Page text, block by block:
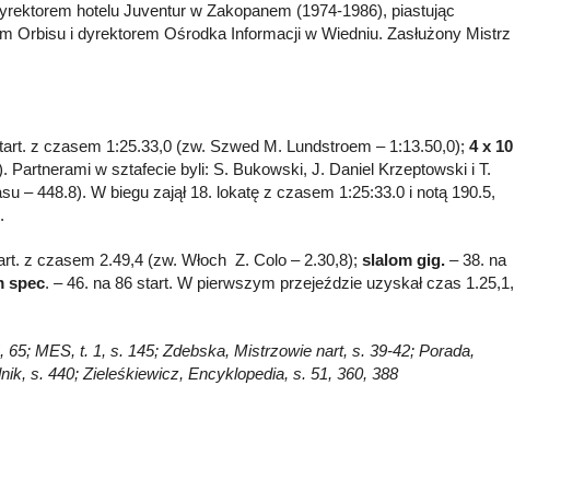
hotelu Juventur w Zakopanem (1974-1986), piastując
Orbisu i dyrektorem Ośrodka Informacji w Wiedniu. Zasłużony Mistrz
z czasem 1:25.33,0 (zw. Szwed M. Lundstroem – 1:13.50,0); 4 x 10
w sztafecie byli: S. Bukowski, J. Daniel Krzeptowski i T.
– 448.8). W biegu zajął 18. lokatę z czasem 1:25:33.0 i notą 190.5,
z czasem 2.49,4 (zw. Włoch Z. Colo – 2.30,8); slalom gig. – 38. na
spec. – 46. na 86 start. W pierwszym przejeździe uzyskał czas 1.25,1,
MES, t. 1, s. 145; Zdebska, Mistrzowie nart, s. 39-42; Porada,
s. 440; Zieleśkiewicz, Encyklopedia, s. 51, 360, 388